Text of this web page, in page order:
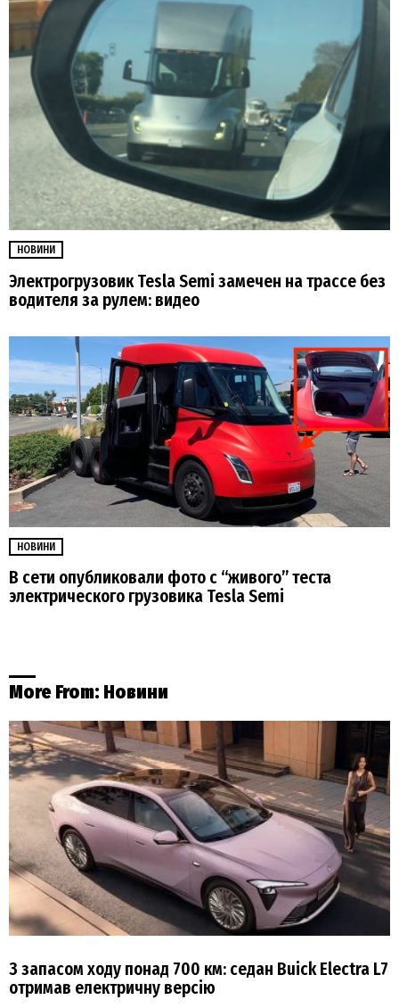
НОВИНИ
Электрогрузовик Tesla Semi замечен на трассе без
водителя за рулем: видео
НОВИНИ
В сети опубликовали фото с “живого” теста
электрического грузовика Tesla Semi
More From: Новини
З запасом ходу понад 700 км: седан Buick Electra L7
отримав електричну версію